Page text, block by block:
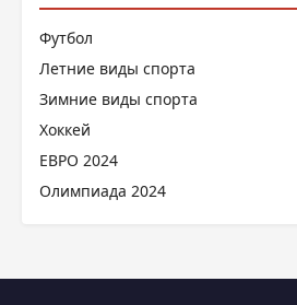
Футбол
Летние виды спорта
Зимние виды спорта
Хоккей
ЕВРО 2024
Олимпиада 2024